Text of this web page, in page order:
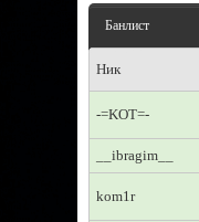
Банлист
Ник
-=KOT=-
__ibragim__
kom1r